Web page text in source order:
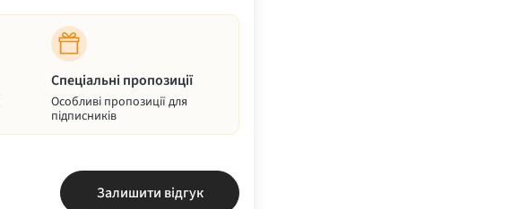
Спеціальні пропозиції
Особливі пропозиції для
підписників
Залишити відгук